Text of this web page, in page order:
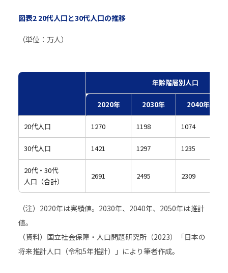
図表2 20代人口と30代人口の推移
（単位：万人）
年齢階層別人口
2020年 2030年 2040年
20代人口 1270 1198 1074
30代人口 1421 1297 1235
20代・30代
人口（合計）
2691 2495 2309
（注）2020年は実績値。2030年、2040年、2050年は推計
値。
（資料）国立社会保障・人口問題研究所（2023）「日本の
将来推計人口（令和5年推計）」により筆者作成。